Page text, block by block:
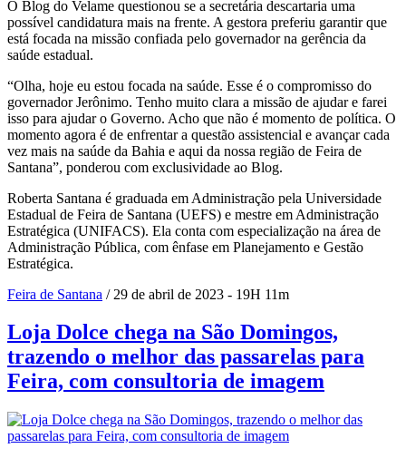
O Blog do Velame questionou se a secretária descartaria uma
possível candidatura mais na frente. A gestora preferiu garantir que
está focada na missão confiada pelo governador na gerência da
saúde estadual.
“Olha, hoje eu estou focada na saúde. Esse é o compromisso do
governador Jerônimo. Tenho muito clara a missão de ajudar e farei
isso para ajudar o Governo. Acho que não é momento de política. O
momento agora é de enfrentar a questão assistencial e avançar cada
vez mais na saúde da Bahia e aqui da nossa região de Feira de
Santana”, ponderou com exclusividade ao Blog.
Roberta Santana é graduada em Administração pela Universidade
Estadual de Feira de Santana (UEFS) e mestre em Administração
Estratégica (UNIFACS). Ela conta com especialização na área de
Administração Pública, com ênfase em Planejamento e Gestão
Estratégica.
Feira de Santana / 29 de abril de 2023 - 19H 11m
Loja Dolce chega na São Domingos,
trazendo o melhor das passarelas para
Feira, com consultoria de imagem